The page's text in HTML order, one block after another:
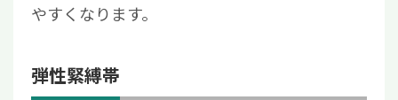
やすくなります。
弾性緊縛帯